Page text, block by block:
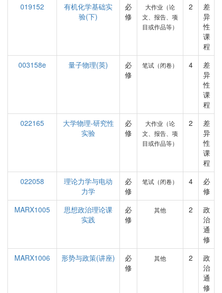
019152
有机化学基础实
验(下)
必
修
大作业（论
文、报告、项
目或作品等）
2
差
异
性
课
程
003158e
量子物理(英)
必
修
笔试（闭卷） 4
差
异
性
课
程
022165
大学物理-研究性
实验
必
修
大作业（论
文、报告、项
目或作品等）
2
差
异
性
课
程
022058
理论力学与电动
力学
必
修
笔试（闭卷） 4
必
修
MARX1005
思想政治理论课
实践
必
修
其他 2
政
治
通
修
MARX1006
形势与政策(讲座)
必
修
其他 2
政
治
通
修